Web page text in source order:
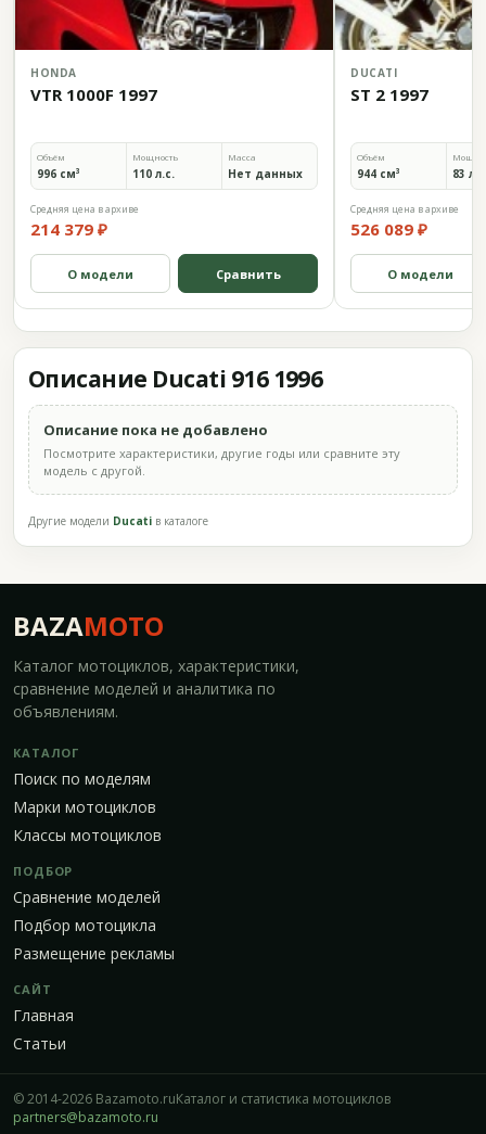
HONDA
VTR 1000F 1997
Объём
996 см³
Мощность
110 л.с.
Масса
Нет данных
Средняя цена в архиве
214 379 ₽
О модели Сравнить
DUCATI
ST 2 1997
Объём
944 см³ 83
Средняя цена в архиве
526 089 ₽
О модели
Описание Ducati 916 1996
Описание пока не добавлено
Посмотрите характеристики, другие годы или сравните эту
модель с другой.
Другие модели Ducati в каталоге
BAZAMOTO
Каталог мотоциклов, характеристики,
сравнение моделей и аналитика по
объявлениям.
КАТАЛОГ
Поиск по моделям
Марки мотоциклов
Классы мотоциклов
ПОДБОР
Сравнение моделей
Подбор мотоцикла
Размещение рекламы
САЙТ
Главная
Статьи
© 2014-2026 Bazamoto.ruКаталог и статистика мотоциклов
partners@bazamoto.ru